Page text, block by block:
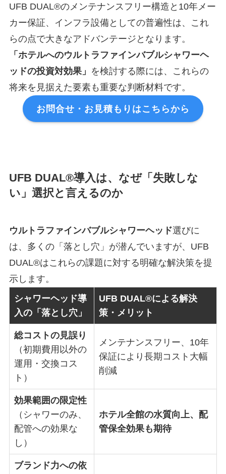
UFB DUAL®のメンテナンスフリー構造と10年メー
カー保証、インフラ設備としての普遍性は、これ
らの点で大きなアドバンテージとなります。
「ホテルへのウルトラファインバブルシャワーヘ
ッドの投資対効果」 を検討する際には、これらの
将来を見据えた要素も重要な判断材料です。
お問合せ・お見積もりはこちらから
UFB DUAL®導入は、なぜ「失敗しな
い」選択と言えるのか
ウルトラファインバブルシャワーヘッド選びに
は、多くの「落とし穴」が潜んでいますが、UFB
DUAL®はこれらの課題に対する明確な解決策を提
示します。
シャワーヘッド導
入の「落とし穴」
UFB DUAL®による解決
策・メリット
総コストの見誤り
（初期費用以外の
運用・交換コス
ト）
メンテナンスフリー、10年
保証により長期コスト大幅
削減
効果範囲の限定性
（シャワーのみ、
配管への効果な
し）
ホテル全館の水質向上、配
管保全効果も期待
ブランド力への依